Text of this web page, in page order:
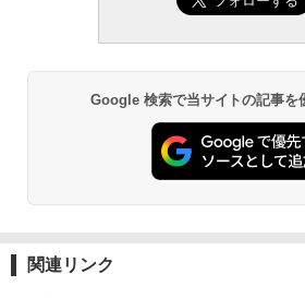
Google 検索で当サイトの記事を
関連リンク